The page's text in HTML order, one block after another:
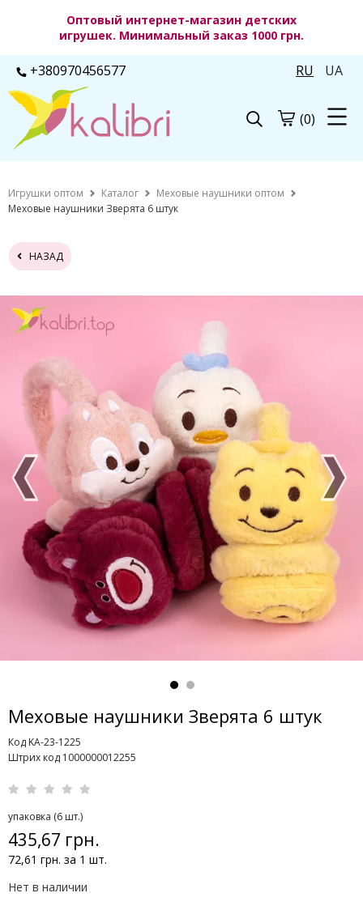
Оптовый интернет-магазин детских
игрушек. Минимальный заказ 1000 грн.
+380970456577 RU UA
(0)
Игрушки оптом Каталог
Меховые наушники оптом
Меховые наушники Зверята 6 штук
НАЗАД
Меховые наушники Зверята 6 штук
Код KA-23-1225
Штрих код 1000000012255
упаковка (6 шт.)
435,67 грн.
72,61 грн. за 1 шт.
Нет в наличии